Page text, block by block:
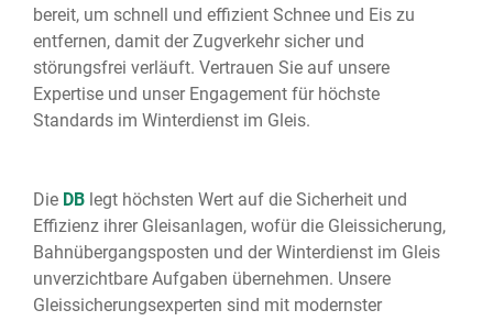
bereit, um schnell und effizient Schnee und Eis zu
entfernen, damit der Zugverkehr sicher und
störungsfrei verläuft. Vertrauen Sie auf unsere
Expertise und unser Engagement für höchste
Standards im Winterdienst im Gleis.
Die DB legt höchsten Wert auf die Sicherheit und
Effizienz ihrer Gleisanlagen, wofür die Gleissicherung,
Bahnübergangsposten und der Winterdienst im Gleis
unverzichtbare Aufgaben übernehmen. Unsere
Gleissicherungsexperten sind mit modernster